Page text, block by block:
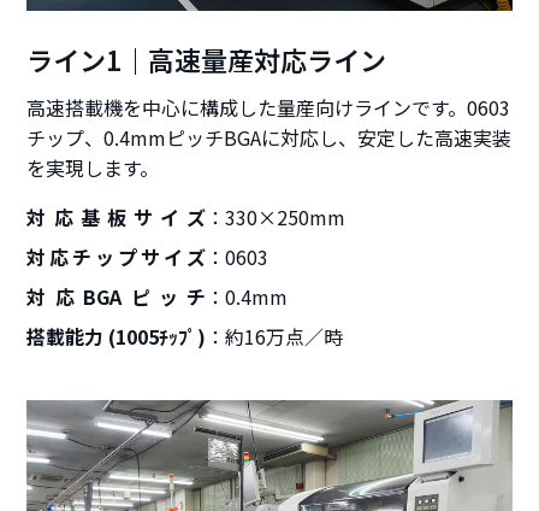
ライン1｜高速量産対応ライン
高速搭載機を中心に構成した量産向けラインです。0603
チップ、0.4mmピッチBGAに対応し、安定した高速実装
を実現します。
対応基板サイズ
330×250mm
対応チップサイズ
0603
対応BGAピッチ
0.4mm
搭載能力 (1005ﾁｯﾌﾟ)
約16万点／時